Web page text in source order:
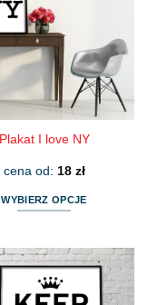
Opcje
można
wybrać
na
stronie
produktu
Plakat I love NY
cena od: 18 zł
WYBIERZ OPCJE
ma
wiele
wariantów.